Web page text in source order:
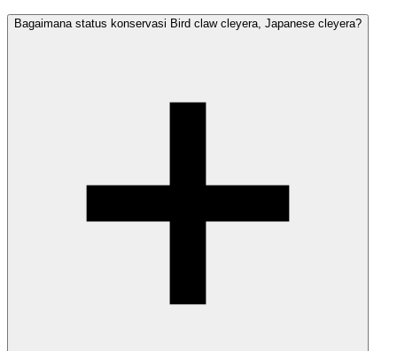
Bagaimana status konservasi Bird claw cleyera, Japanese cleyera?